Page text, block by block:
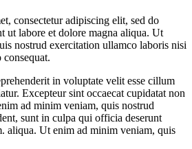
consectetur adipiscing elit, sed do
ut labore et dolore magna aliqua. Ut
nostrud exercitation ullamco laboris nisi
in voluptate velit esse cillum
Excepteur sint occaecat cupidatat non
ad minim veniam, quis nostrud
sunt in culpa qui officia deserunt
aliqua. Ut enim ad minim veniam, quis